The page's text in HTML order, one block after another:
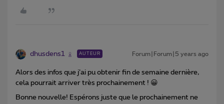
dhusdens1 AUTEUR Forum|Forum|5 years ago
Alors des infos que j’ai pu obtenir fin de semaine dernière,
cela pourrait arriver très prochainement ! 😀
Bonne nouvelle! Espérons juste que le prochainement ne